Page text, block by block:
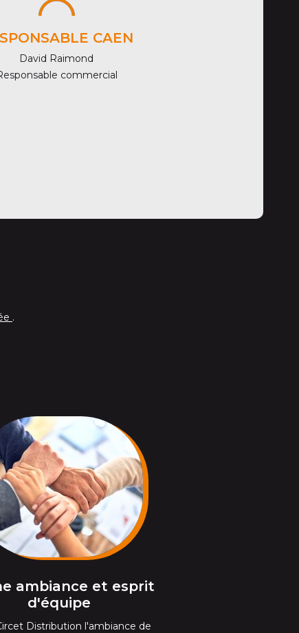
CAEN
David Raimond
commercial
.
ambiance et esprit
d'équipe
Distribution l'ambiance de